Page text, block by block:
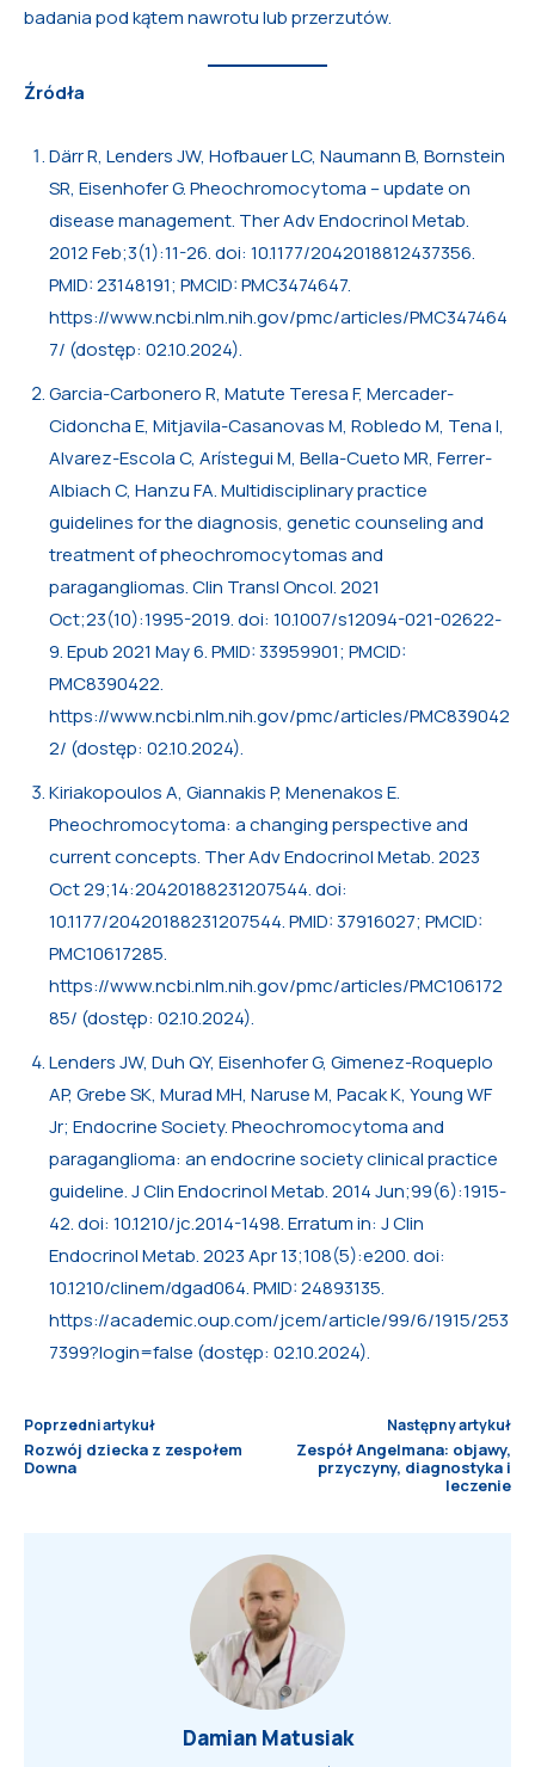
badania pod kątem nawrotu lub przerzutów.
Źródła
Därr R, Lenders JW, Hofbauer LC, Naumann B, Bornstein
SR, Eisenhofer G. Pheochromocytoma – update on
disease management. Ther Adv Endocrinol Metab.
2012 Feb;3(1):11-26. doi: 10.1177/2042018812437356.
PMID: 23148191; PMCID: PMC3474647.
https://www.ncbi.nlm.nih.gov/pmc/articles/PMC347464
7/ (dostęp: 02.10.2024).
Garcia-Carbonero R, Matute Teresa F, Mercader-
Cidoncha E, Mitjavila-Casanovas M, Robledo M, Tena I,
Alvarez-Escola C, Arístegui M, Bella-Cueto MR, Ferrer-
Albiach C, Hanzu FA. Multidisciplinary practice
guidelines for the diagnosis, genetic counseling and
treatment of pheochromocytomas and
paragangliomas. Clin Transl Oncol. 2021
Oct;23(10):1995-2019. doi: 10.1007/s12094-021-02622-
9. Epub 2021 May 6. PMID: 33959901; PMCID:
PMC8390422.
https://www.ncbi.nlm.nih.gov/pmc/articles/PMC839042
2/ (dostęp: 02.10.2024).
Kiriakopoulos A, Giannakis P, Menenakos E.
Pheochromocytoma: a changing perspective and
current concepts. Ther Adv Endocrinol Metab. 2023
Oct 29;14:20420188231207544. doi:
10.1177/20420188231207544. PMID: 37916027; PMCID:
PMC10617285.
https://www.ncbi.nlm.nih.gov/pmc/articles/PMC106172
85/ (dostęp: 02.10.2024).
Lenders JW, Duh QY, Eisenhofer G, Gimenez-Roqueplo
AP, Grebe SK, Murad MH, Naruse M, Pacak K, Young WF
Jr; Endocrine Society. Pheochromocytoma and
paraganglioma: an endocrine society clinical practice
guideline. J Clin Endocrinol Metab. 2014 Jun;99(6):1915-
42. doi: 10.1210/jc.2014-1498. Erratum in: J Clin
Endocrinol Metab. 2023 Apr 13;108(5):e200. doi:
10.1210/clinem/dgad064. PMID: 24893135.
https://academic.oup.com/jcem/article/99/6/1915/253
7399?login=false (dostęp: 02.10.2024).
Poprzedni artykuł
Rozwój dziecka z zespołem
Downa
Następny artykuł
Zespół Angelmana: objawy,
przyczyny, diagnostyka i
leczenie
Damian Matusiak